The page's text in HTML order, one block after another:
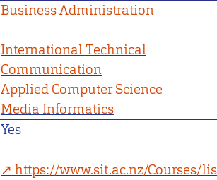
Business Administration
International Technical
Communication
Applied Computer Science
Media Informatics
Yes
https://www.sit.ac.nz/Courses/